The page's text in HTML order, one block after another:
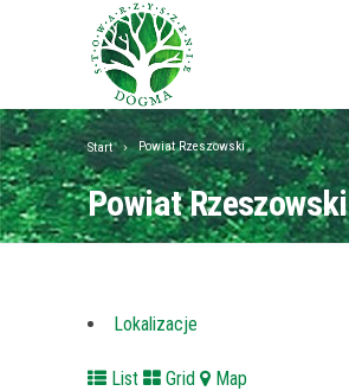
Start Powiat Rzeszowski
Powiat Rzeszowski
Lokalizacje
List Grid Map